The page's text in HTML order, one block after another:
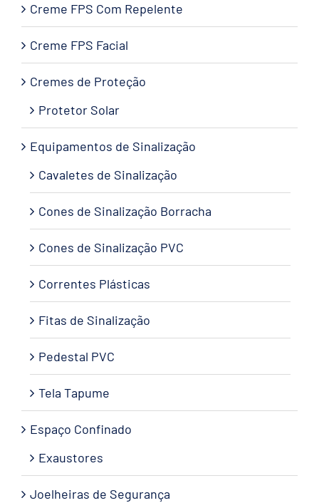
Creme FPS Com Repelente
Creme FPS Facial
Cremes de Proteção
Protetor Solar
Equipamentos de Sinalização
Cavaletes de Sinalização
Cones de Sinalização Borracha
Cones de Sinalização PVC
Correntes Plásticas
Fitas de Sinalização
Pedestal PVC
Tela Tapume
Espaço Confinado
Exaustores
Joelheiras de Segurança